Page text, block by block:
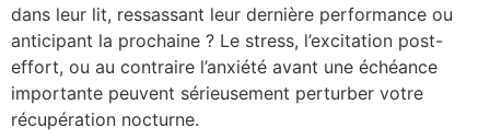
dans leur lit, ressassant leur dernière performance ou
anticipant la prochaine ? Le stress, l’excitation post-
effort, ou au contraire l’anxiété avant une échéance
importante peuvent sérieusement perturber votre
récupération nocturne.